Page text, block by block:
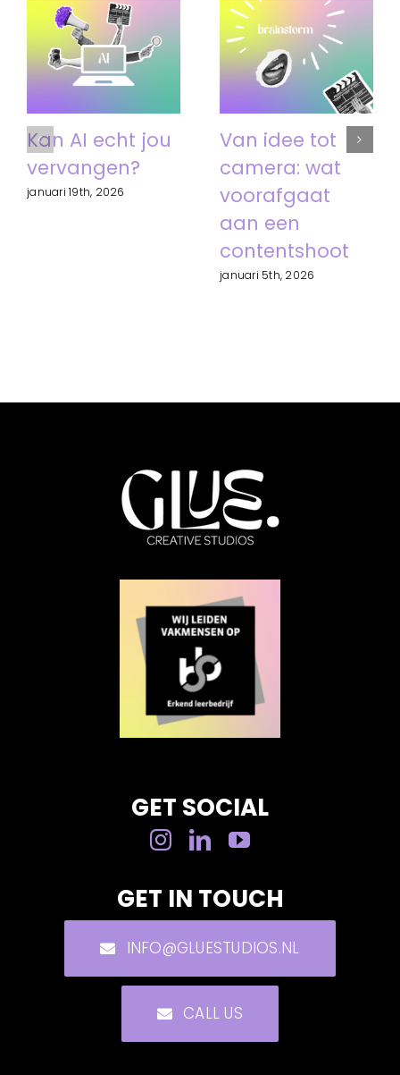
Kan AI echt jou
vervangen?
januari 19th, 2026
Van idee tot
camera: wat
voorafgaat
aan een
contentshoot
januari 5th, 2026
GET SOCIAL
GET IN TOUCH
INFO@GLUESTUDIOS.NL
CALL US